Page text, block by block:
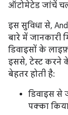
ऑटोमेटेड जांचें चल
इस सुविधा से,
बारे में जानकारी
डिवाइसों के
इससे, टेस्ट करने
बेहतर होती है:
डिवाइस से
पक्का